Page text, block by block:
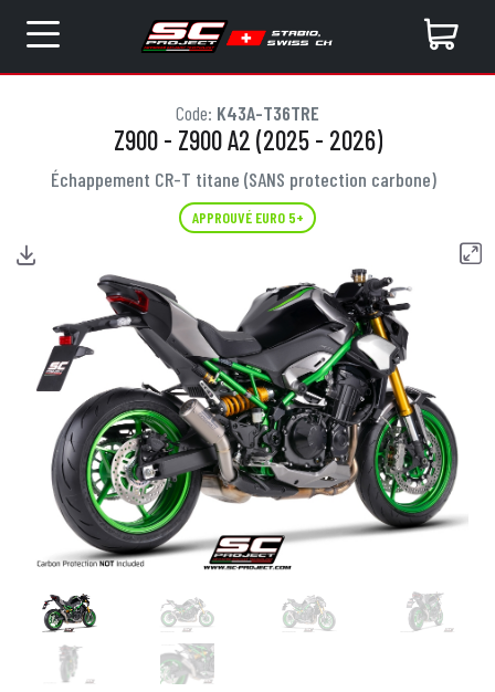
Code: K43A-T36TRE
Z900 - Z900 A2 (2025 - 2026)
Échappement CR-T titane (SANS protection carbone)
APPROUVÉ EURO 5+